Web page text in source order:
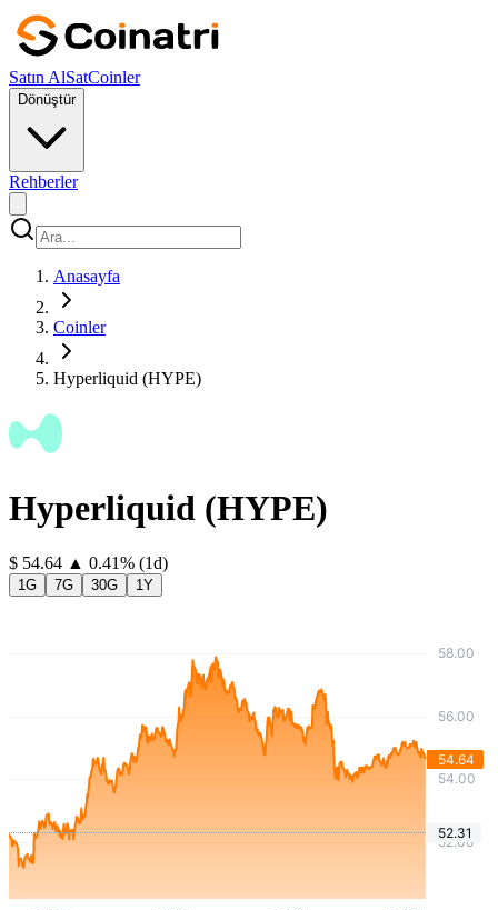
Satın AlSatCoinler
Dönüştür
Rehberler
Anasayfa
Coinler
Hyperliquid (HYPE)
Hyperliquid (HYPE)
⁦$⁩ 54.64 ▲ 0.41% (1d)
1G 7G 30G 1Y